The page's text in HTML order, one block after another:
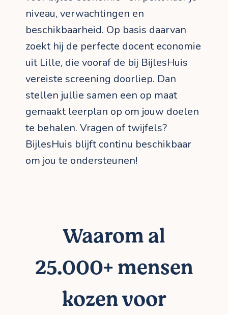
niveau, verwachtingen en
beschikbaarheid. Op basis daarvan
zoekt hij de perfecte docent economie
uit Lille, die vooraf de bij BijlesHuis
vereiste screening doorliep. Dan
stellen jullie samen een op maat
gemaakt leerplan op om jouw doelen
te behalen. Vragen of twijfels?
BijlesHuis blijft continu beschikbaar
om jou te ondersteunen!
Waarom al
25.000+ mensen
kozen voor